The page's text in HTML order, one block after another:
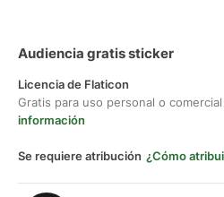
Audiencia gratis sticker
Licencia de Flaticon
Gratis para uso personal o
información
Se requiere atribución ¿Cómo